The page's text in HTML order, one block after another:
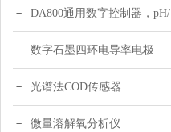
DA800通用数字控制器，pH/DO/ORP多参数
数字石墨四环电导率电极
光谱法COD传感器
微量溶解氧分析仪